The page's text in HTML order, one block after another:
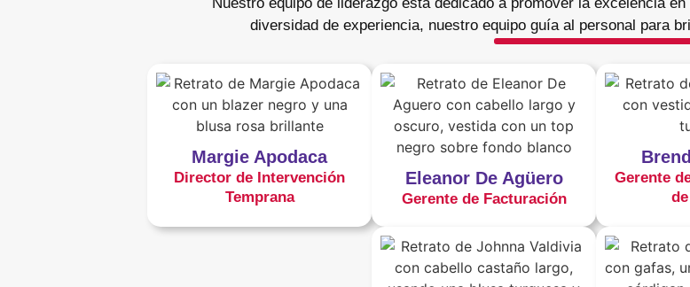
diversidad de experiencia, nuestro equipo guía al personal para
Margie Apodaca
Director de Intervención
Temprana
Eleanor De Agüero
Gerente de Facturación
Gerente